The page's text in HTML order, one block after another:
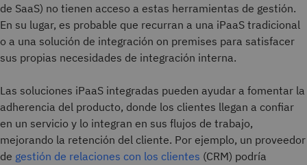
de SaaS) no tienen acceso a estas herramientas de gestión.
En su lugar, es probable que recurran a una iPaaS tradicional
o a una solución de integración on premises para satisfacer
sus propias necesidades de integración interna.
Las soluciones iPaaS integradas pueden ayudar a fomentar la
adherencia del producto, donde los clientes llegan a confiar
en un servicio y lo integran en sus flujos de trabajo,
mejorando la retención del cliente. Por ejemplo, un proveedor
de gestión de relaciones con los clientes (CRM) podría